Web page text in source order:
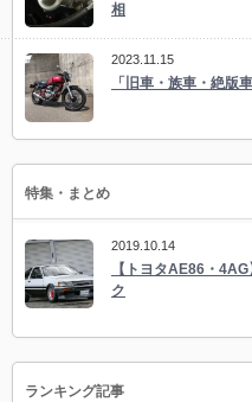
相
2023.11.15
「旧車・族車・絶版
特集・まとめ
2019.10.14
【トヨタAE86・
ク
ランキング記事